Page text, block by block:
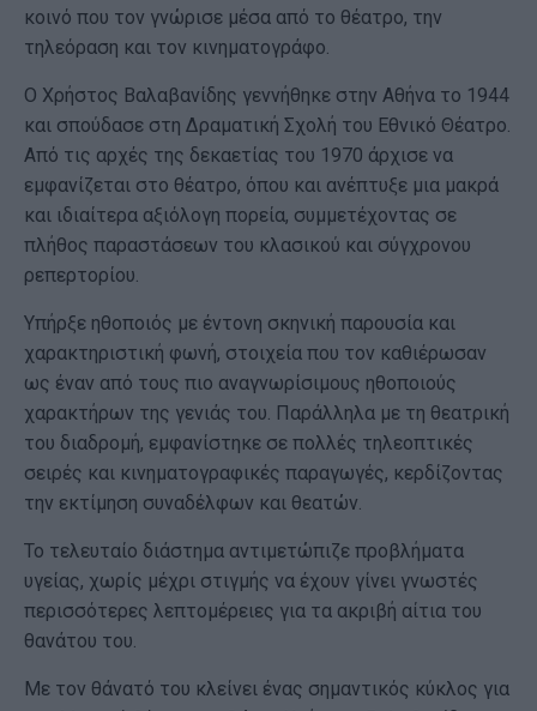
κοινό που τον γνώρισε μέσα από το θέατρο, την
τηλεόραση και τον κινηματογράφο.
Ο Χρήστος Βαλαβανίδης γεννήθηκε στην Αθήνα το 1944
και σπούδασε στη Δραματική Σχολή του Εθνικό Θέατρο.
Από τις αρχές της δεκαετίας του 1970 άρχισε να
εμφανίζεται στο θέατρο, όπου και ανέπτυξε μια μακρά
και ιδιαίτερα αξιόλογη πορεία, συμμετέχοντας σε
πλήθος παραστάσεων του κλασικού και σύγχρονου
ρεπερτορίου.
Υπήρξε ηθοποιός με έντονη σκηνική παρουσία και
χαρακτηριστική φωνή, στοιχεία που τον καθιέρωσαν
ως έναν από τους πιο αναγνωρίσιμους ηθοποιούς
χαρακτήρων της γενιάς του. Παράλληλα με τη θεατρική
του διαδρομή, εμφανίστηκε σε πολλές τηλεοπτικές
σειρές και κινηματογραφικές παραγωγές, κερδίζοντας
την εκτίμηση συναδέλφων και θεατών.
Το τελευταίο διάστημα αντιμετώπιζε προβλήματα
υγείας, χωρίς μέχρι στιγμής να έχουν γίνει γνωστές
περισσότερες λεπτομέρειες για τα ακριβή αίτια του
θανάτου του.
Με τον θάνατό του κλείνει ένας σημαντικός κύκλος για